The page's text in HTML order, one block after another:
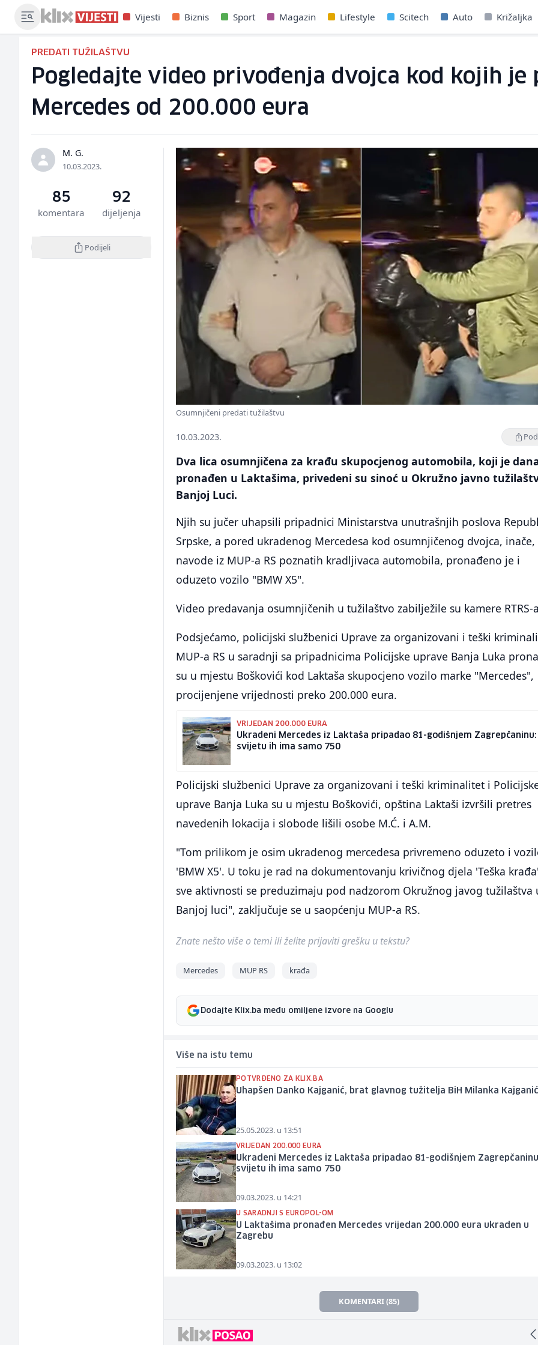
Vijesti Biznis Sport Magazin Lifestyle Scitech Auto Križaljka
PREDATI TUŽILAŠTVU
Pogledajte video privođenja dvojca kod kojih je
Mercedes od 200.000 eura
M. G.
10.03.2023.
85
komentara
92
dijeljenja
Podijeli
Osumnjičeni predati tužilaštvu
10.03.2023.
Dva lica osumnjičena za krađu skupocjenog automobila, koji je
pronađen u Laktašima, privedeni su sinoć u Okružno javno
Banjoj Luci.
Njih su jučer uhapsili pripadnici Ministarstva unutrašnjih poslova
Srpske, a pored ukradenog Mercedesa kod osumnjičenog dvojca, inače,
navode iz MUP-a RS poznatih kradljivaca automobila, pronađeno je i
oduzeto vozilo "BMW X5".
Video predavanja osumnjičenih u tužilaštvo zabilježile su kamere RTRS-
Podsjećamo, policijski službenici Uprave za organizovani i teški
MUP-a RS u saradnji sa pripadnicima Policijske uprave Banja Luka
su u mjestu Boškovići kod Laktaša skupocjeno vozilo marke "Mercedes",
procijenjene vrijednosti preko 200.000 eura.
VRIJEDAN 200.000 EURA
Ukradeni Mercedes iz Laktaša pripadao 81-godišnjem Zagrepčaninu:
svijetu ih ima samo 750
Policijski službenici Uprave za organizovani i teški kriminalitet i
uprave Banja Luka su u mjestu Boškovići, opština Laktaši izvršili pretres
navedenih lokacija i slobode lišili osobe M.Ć. i A.M.
"Tom prilikom je osim ukradenog mercedesa privremeno oduzeto i
'BMW X5'. U toku je rad na dokumentovanju krivičnog djela 'Teška
sve aktivnosti se preduzimaju pod nadzorom Okružnog javog tužilaštva
Banjoj luci", zaključuje se u saopćenju MUP-a RS.
Znate nešto više o temi ili želite prijaviti grešku u tekstu?
Mercedes MUP RS krađa
Dodajte Klix.ba među omiljene izvore na Googlu
Više na istu temu
POTVRĐENO ZA KLIX.BA
Uhapšen Danko Kajganić, brat glavnog tužitelja BiH Milanka
25.05.2023. u 13:51
VRIJEDAN 200.000 EURA
Ukradeni Mercedes iz Laktaša pripadao 81-godišnjem
svijetu ih ima samo 750
09.03.2023. u 14:21
U SARADNJI S EUROPOL-OM
U Laktašima pronađen Mercedes vrijedan 200.000 eura ukraden u
Zagrebu
09.03.2023. u 13:02
KOMENTARI (85)